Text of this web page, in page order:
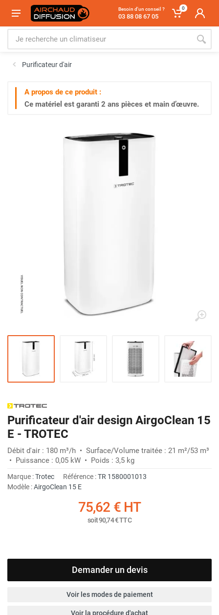
Besoin d'un conseil ?
03 88 08 67 05
0
Purificateur d'air
A propos de ce produit :
Ce matériel est garanti 2 ans pièces et main d’œuvre.
Purificateur d'air design AirgoClean 15
E - TROTEC
Débit d'air : 180 m³/h • Surface/Volume traitée : 21 m²/53 m³
• Puissance : 0,05 kW • Poids : 3,5 kg
Marque :Trotec Référence :TR 1580001013
Modèle :AirgoClean 15 E
75,62 €HT
soit90,74 €TTC
Demander un devis
Voir les modes de paiement
Voir la procédure d'achat